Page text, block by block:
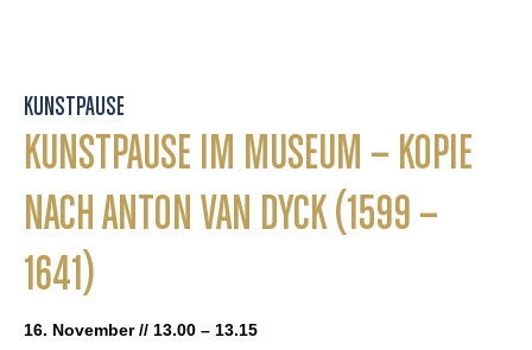
KUNSTPAUSE
KUNSTPAUSE IM MUSEUM – KOPIE
NACH ANTON VAN DYCK (1599 –
1641)
16. November // 13.00 – 13.15